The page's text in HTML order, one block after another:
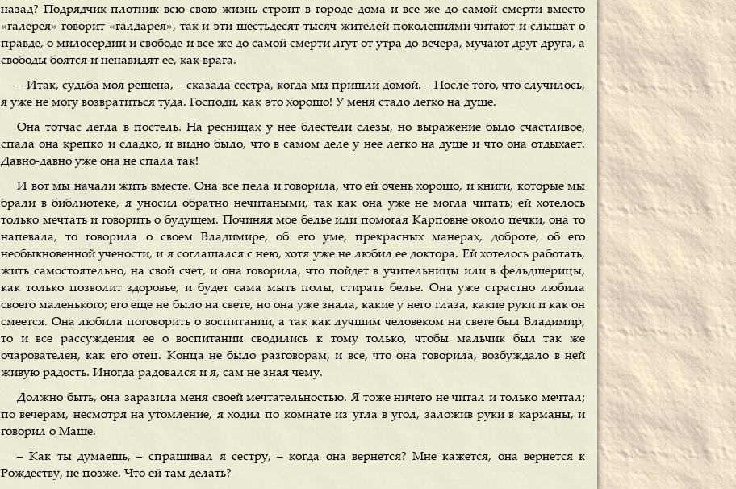
назад? Подрядчик-плотник всю свою жизнь строит в городе дома и все же до самой смерти вместо
«галерея» говорит «галдарея», так и эти шестьдесят тысяч жителей поколениями читают и слышат о
правде, о милосердии и свободе и все же до самой смерти лгут от утра до вечера, мучают друг друга, а
свободы боятся и ненавидят ее, как врага.
– Итак, судьба моя решена, – сказала сестра, когда мы пришли домой. – После того, что случилось,
я уже не могу возвратиться туда. Господи, как это хорошо! У меня стало легко на душе.
Она тотчас легла в постель. На ресницах у нее блестели слезы, но выражение было счастливое,
спала она крепко и сладко, и видно было, что в самом деле у нее легко на душе и что она отдыхает.
Давно-давно уже она не спала так!
И вот мы начали жить вместе. Она все пела и говорила, что ей очень хорошо, и книги, которые мы
брали в библиотеке, я уносил обратно нечитаными, так как она уже не могла читать; ей хотелось
только мечтать и говорить о будущем. Починяя мое белье или помогая Карповне около печки, она то
напевала, то говорила о своем Владимире, об его уме, прекрасных манерах, доброте, об его
необыкновенной учености, и я соглашался с нею, хотя уже не любил ее доктора. Ей хотелось работать,
жить самостоятельно, на свой счет, и она говорила, что пойдет в учительницы или в фельдшерицы,
как только позволит здоровье, и будет сама мыть полы, стирать белье. Она уже страстно любила
своего маленького; его еще не было на свете, но она уже знала, какие у него глаза, какие руки и как он
смеется. Она любила поговорить о воспитании, а так как лучшим человеком на свете был Владимир,
то и все рассуждения ее о воспитании сводились к тому только, чтобы мальчик был так же
очарователен, как его отец. Конца не было разговорам, и все, что она говорила, возбуждало в ней
живую радость. Иногда радовался и я, сам не зная чему.
Должно быть, она заразила меня своей мечтательностью. Я тоже ничего не читал и только мечтал;
по вечерам, несмотря на утомление, я ходил по комнате из угла в угол, заложив руки в карманы, и
говорил о Маше.
– Как ты думаешь, – спрашивал я сестру, – когда она вернется? Мне кажется, она вернется к
Рождеству, не позже. Что ей там делать?